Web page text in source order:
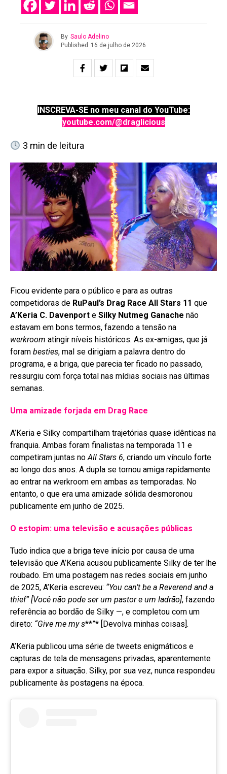
By Saulo Adelino
Published 16 de julho de 2026
INSCREVA-SE no meu canal do YouTube:
youtube.com/@draglicious
3 min de leitura
Ficou evidente para o público e para as outras
competidoras de RuPaul’s Drag Race All Stars 11 que
A’Keria C. Davenport e Silky Nutmeg Ganache não
estavam em bons termos, fazendo a tensão na
werkroom atingir níveis históricos. As ex-amigas, que já
foram besties, mal se dirigiam a palavra dentro do
programa, e a briga, que parecia ter ficado no passado,
ressurgiu com força total nas mídias sociais nas últimas
semanas.
Uma amizade forjada em Drag Race
A’Keria e Silky compartilham trajetórias quase idênticas na
franquia. Ambas foram finalistas na temporada 11 e
competiram juntas noAll Stars 6, criando um vínculo forte
ao longo dos anos. A dupla se tornou amiga rapidamente
ao entrar na werkroom em ambas as temporadas. No
entanto, o que era uma amizade sólida desmoronou
publicamente em junho de 2025.
O estopim: uma televisão e acusações públicas
Tudo indica que a briga teve início por causa de uma
televisão que A’Keria acusou publicamente Silky de ter lhe
roubado. Em uma postagem nas redes sociais em junho
de 2025, A’Keria escreveu: “You can’t be a Reverend and a
thief”[Você não pode ser um pastor e um ladrão], fazendo
referência ao bordão de Silky —, e completou com um
direto: “Give me my s**”* [Devolva minhas coisas].
A’Keria publicou uma série de tweets enigmáticos e
capturas de tela de mensagens privadas, aparentemente
para expor a situação. Silky, por sua vez, nunca respondeu
publicamente às postagens na época.